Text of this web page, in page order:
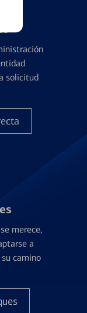
solicitud
merece,
a
camino